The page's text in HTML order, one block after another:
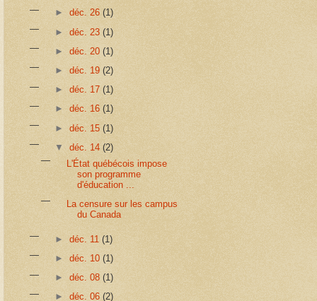
► déc. 26 (1)
► déc. 23 (1)
► déc. 20 (1)
► déc. 19 (2)
► déc. 17 (1)
► déc. 16 (1)
► déc. 15 (1)
▼ déc. 14 (2)
L'État québécois impose
son programme
d'éducation ...
La censure sur les campus
du Canada
► déc. 11 (1)
► déc. 10 (1)
► déc. 08 (1)
► déc. 06 (2)